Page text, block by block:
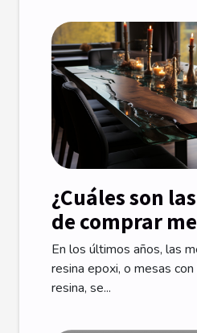
¿Cuáles son
de comprar
en una tienda
especializada?
En los últimos años, las
resina epoxi, o mesas
resina, se...